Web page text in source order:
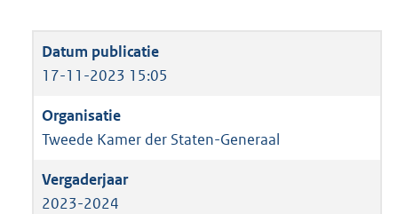
17-11-2023 15:05
Tweede Kamer der Staten-Generaal
2023-2024